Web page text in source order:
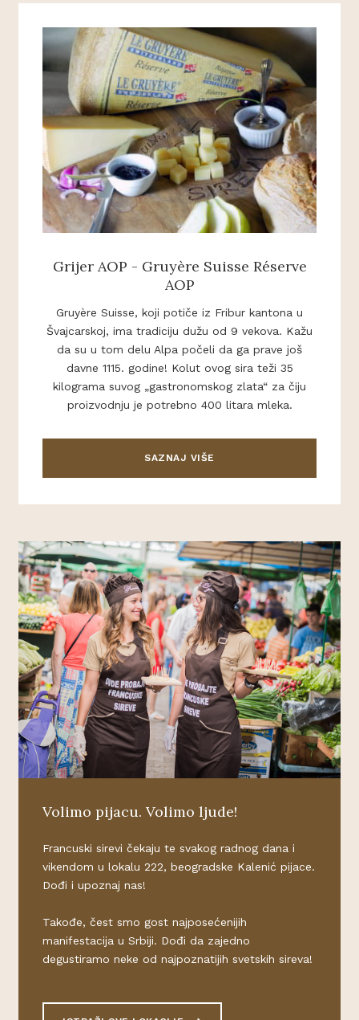
Grijer AOP - Gruyère Suisse Réserve
AOP
Gruyère Suisse, koji potiče iz Fribur kantona u
Švajcarskoj, ima tradiciju dužu od 9 vekova. Kažu
da su u tom delu Alpa počeli da ga prave još
davne 1115. godine! Kolut ovog sira teži 35
kilograma suvog „gastronomskog zlata“ za čiju
proizvodnju je potrebno 400 litara mleka.
SAZNAJ VIŠE
Volimo pijacu. Volimo ljude!
Francuski sirevi čekaju te svakog radnog dana i
vikendom u lokalu 222, beogradske Kalenić pijace.
Dođi i upoznaj nas!
Takođe, čest smo gost najposećenijih
manifestacija u Srbiji. Dođi da zajedno
degustiramo neke od najpoznatijih svetskih sireva!